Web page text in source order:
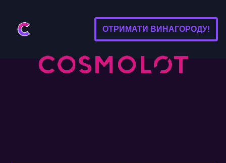
ОТРИМАТИ ВИНАГОРОДУ!